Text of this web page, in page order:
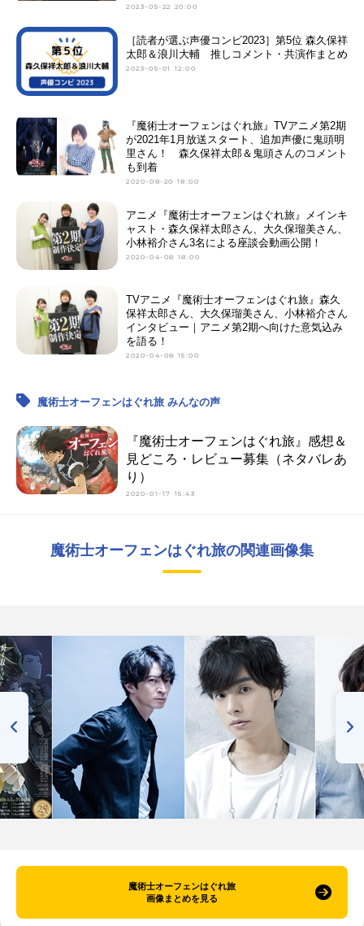
2023-05-22 20:00
［読者が選ぶ声優コンビ2023］第5位 森久保祥
太郎＆浪川大輔 推しコメント・共演作まとめ
2023-05-01 12:00
『魔術士オーフェンはぐれ旅』TVアニメ第2期
が2021年1月放送スタート、追加声優に鬼頭明
里さん！ 森久保祥太郎＆鬼頭さんのコメント
も到着
2020-08-20 18:00
アニメ『魔術士オーフェンはぐれ旅』メインキ
ャスト・森久保祥太郎さん、大久保瑠美さん、
小林裕介さん3名による座談会動画公開！
2020-04-08 18:00
TVアニメ『魔術士オーフェンはぐれ旅』森久
保祥太郎さん、大久保瑠美さん、小林裕介さん
インタビュー｜アニメ第2期へ向けた意気込み
を語る！
2020-04-08 15:00
魔術士オーフェンはぐれ旅 みんなの声
『魔術士オーフェンはぐれ旅』感想＆
見どころ・レビュー募集（ネタバレあ
り）
2020-01-17 15:43
魔術士オーフェンはぐれ旅の関連画像集
魔術士オーフェンはぐれ旅
画像まとめを見る